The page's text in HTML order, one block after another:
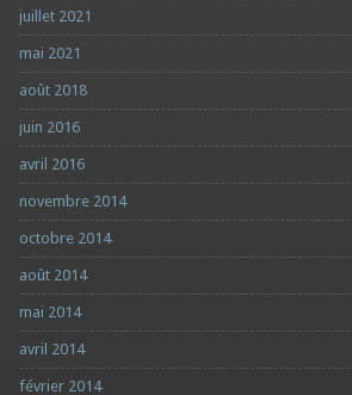
juillet 2021
mai 2021
août 2018
juin 2016
avril 2016
novembre 2014
octobre 2014
août 2014
mai 2014
avril 2014
février 2014